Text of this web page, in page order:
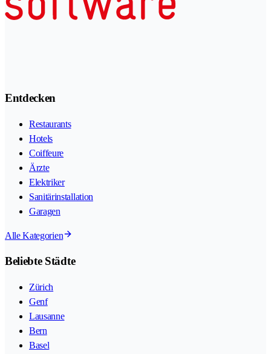
Entdecken
Restaurants
Hotels
Coiffeure
Ärzte
Elektriker
Sanitärinstallation
Garagen
Alle Kategorien
Beliebte Städte
Zürich
Genf
Lausanne
Bern
Basel